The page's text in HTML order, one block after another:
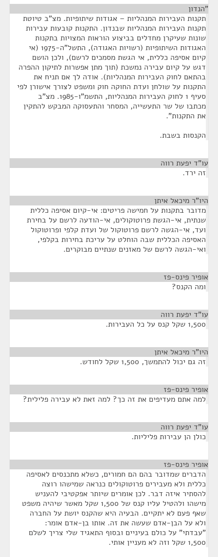
"הנדון
תקנות העבירות המנהליות – אגודות שיתופיות. מצ"ב טיוטת
תקנות העבירות המנהליות שבנדון. התקנות קובעות עבירות
שונות שעיקרן מחדלים בביצוע הוראות המצויות בתקנות
האגודות השיתופיות (רשויות האגודה), התשל"ה-1975 (אי
קיום אסיפה כללית, אי הגשת מסמכים לרשם), ולכן הושם
דגש על קיום עבירה נמשכת (תוך מתן אפשרות לתיקון ההפרה
בהתאם לחוק העבירות המנהליות). אודה לך אם תניח את
התקנות על שולחן ועדת החוקה חוק ומשפט לצורך אישורן לפי
סעיף 1 לחוק העבירות המנהליות, התשמ"ו-1985. מצ"ב
מכתבו של שר התעשייה, המסחר והתעסוקה המבקש להתקין
את התקנות".
הקנסות בשבת.
עו"ד יפעת רווה
זה ירד.
היו"ר מיכאל איתן
מדובר בתקנות על חמישה פריטים: אי-קיום אסיפה כללית
שנתית, אי-הגשת פרוטוקולים, אי-הודעה לרשם על בחירת
ועד, אי-הגשה לרשם פרוטוקול של ועדת קלפי ופרוטוקול
האסיפה הכללית שבה הוחלט על עריכת בחירות בקלפי,
ואי-הגשה לרשם של מאזנים שנתיים מבוקרים.
אופיר פינס-פז
ומה הקנס?
עו"ד יפעת רווה
1,500 שקל קנס על כל העבירות.
היו"ר מיכאל איתן
זה גם יכול להתמשך, 1,500 שקל לחודש.
אופיר פינס-פז
למה אתם מעדיפים את זה כך? למה זאת לא עבירה פלילית?
עו"ד יפעת רווה
כולן הן עבירות פליליות.
אופיר פינס-פז
הדברים שמדובר בהם הם חמורים, כשלא מתכנסים לאסיפה
כללית ולא מעבירים פרוטוקולים כנראה שמישהו רוצה
להסתיר איזה דבר. לכן אומרים שיותר אפקטיבי להעניש
מישהו ולהטיל עליו קנס של 1,500 שקל מאשר שיהיה משפט
שאף פעם לא יתקיים. הבעיה היא שהקנס יושת על החברה
ולא על הבן-אדם שעשה את זה. אותו בן-אדם אומר:
"עבדתי" על כולם בעיניים ובסוף התאגיד שלי צריך לשלם
1,500 שקל וזה לא מעניין אותי.